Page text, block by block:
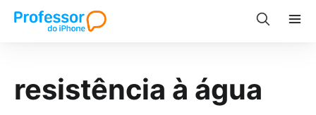
resistência à água